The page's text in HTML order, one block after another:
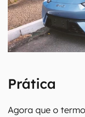
Prática
Agora que o termo